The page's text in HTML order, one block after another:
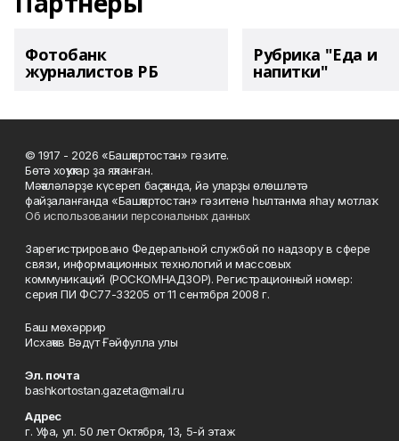
Фотобанк
журналистов РБ
Рубрика "Еда и
напитки"
© 1917 - 2026 «Башҡортостан» гәзите.
Бөтә хоҡуҡтар ҙа яҡланған.
Мәҡәләләрҙе күсереп баҫҡанда, йә уларҙы өлөшләтә
файҙаланғанда «Башҡортостан» гәзитенә һылтанма яһау мотлаҡ.
Об использовании персональных данных
Зарегистрировано Федеральной службой по надзору в сфере
связи, информационных технологий и массовых
коммуникаций (РОСКОМНАДЗОР). Регистрационный номер:
серия ПИ ФС77-33205 от 11 сентября 2008 г.
Баш мөхәррир
Исхаҡов Вәдүт Ғәйфулла улы
Эл. почта
bashkortostan.gazeta@mail.ru
Адрес
г. Уфа, ул. 50 лет Октября, 13, 5-й этаж